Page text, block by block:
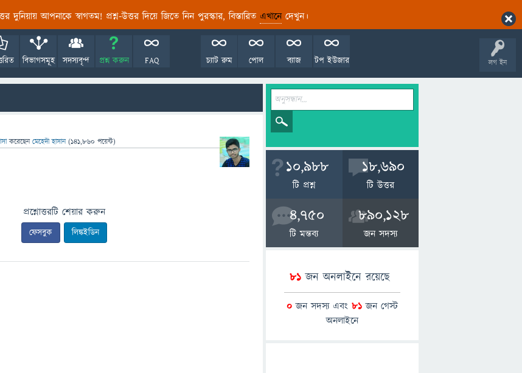
দুনিয়ায় আপনাকে স্বাগতম! প্রশ্ন-উত্তর দিয়ে জিতে নিন পুরস্কার, বিস্তারিত এখানেদেখুন।
লগ ইন
বিভাগসমূহ সদস্যবৃন্দ প্রশ্ন করুন FAQ টপ ইউজার
ব্যাজ
পোল
চ্যাট রুম
করেছেনমেহেদী হাসান (141,860 পয়েন্ট)
প্রশ্নোত্তরটি শেয়ার করুন
ফেসবুক লিঙ্কইডিন
10,988
টি প্রশ্ন
18,690
টি উত্তর
4,750
টি মন্তব্য
890,128
জন সদস্য
81 জন অনলাইনে রয়েছে
0 জন সদস্য এবং 81 জন গেস্ট
অনলাইনে